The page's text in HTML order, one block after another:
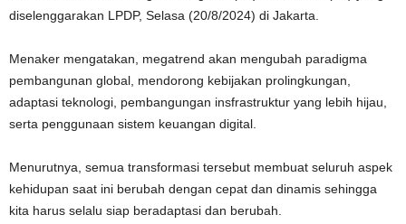
diselenggarakan LPDP, Selasa (20/8/2024) di Jakarta.
Menaker mengatakan, megatrend akan mengubah paradigma
pembangunan global, mendorong kebijakan prolingkungan,
adaptasi teknologi, pembangungan insfrastruktur yang lebih hijau,
serta penggunaan sistem keuangan digital.
Menurutnya, semua transformasi tersebut membuat seluruh aspek
kehidupan saat ini berubah dengan cepat dan dinamis sehingga
kita harus selalu siap beradaptasi dan berubah.